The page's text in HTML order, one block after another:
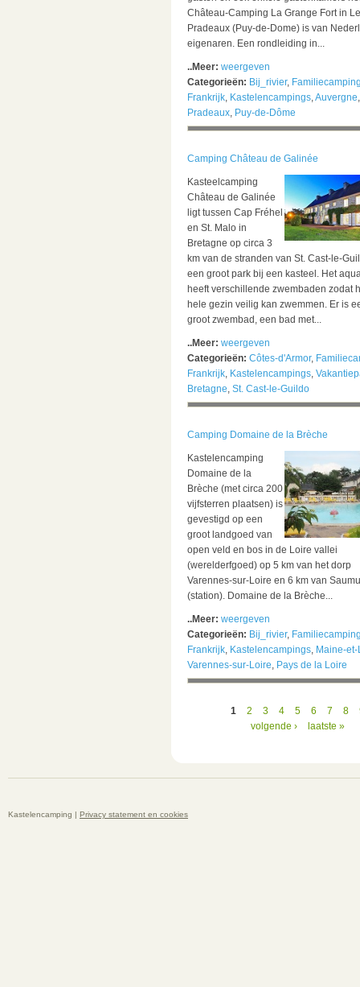
Château-Camping La Grange Fort in
Pradeaux (Puy-de-Dome) is van
eigenaren. Een rondleiding in...
..Meer: weergeven
Categorieën: Bij_rivier,
Frankrijk, Kastelencampings,Auvergne
Pradeaux, Puy-de-Dôme
Camping Château de Galinée
Kasteelcamping
Château de Galinée
ligt tussen Cap Fréhel
en St. Malo in
Bretagne op circa 3
km van de stranden van St. Cast-le-
een groot park bij een kasteel. Het
heeft verschillende zwembaden zodat
hele gezin veilig kan zwemmen. Er is
groot zwembad, een bad met...
..Meer: weergeven
Categorieën: Côtes-d'Armor,
Frankrijk, Kastelencampings,
Bretagne, St. Cast-le-Guildo
Camping Domaine de la Brèche
Kastelencamping
Domaine de la
Brèche (met circa 200
vijfsterren plaatsen) is
gevestigd op een
groot landgoed van
open veld en bos in de Loire vallei
(werelderfgoed) op 5 km van het dorp
Varennes-sur-Loire en 6 km van
(station). Domaine de la Brèche...
..Meer: weergeven
Categorieën: Bij_rivier,
Frankrijk, Kastelencampings, Maine-
Varennes-sur-Loire, Pays de la Loire
1 2 3 4 5 6 7 8
volgende ›
laatste »
Kastelencamping | Privacy statement en cookies